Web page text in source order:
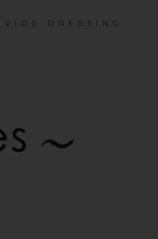
VIDE DRESSING